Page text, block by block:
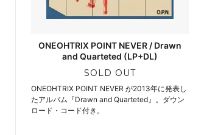
ONEOHTRIX POINT NEVER / Drawn
and Quarteted (LP+DL)
SOLD OUT
ONEOHTRIX POINT NEVER が2013年に発表し
たアルバム『Drawn and Quarteted』。ダウン
ロード・コード付き。